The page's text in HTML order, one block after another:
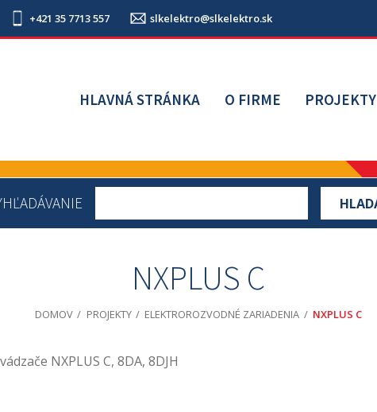
+421 35 7713 557 slkelektro@slkelektro.sk
HLAVNÁ STRÁNKA O FIRME PROJEKTY
NXPLUS C
DOMOV PROJEKTY ELEKTROROZVODNÉ ZARIADENIA NXPLUS C
NXPLUS C, 8DA, 8DJH